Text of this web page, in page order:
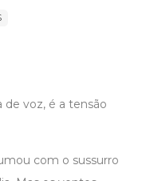
de voz, é a tensão
com o sussurro